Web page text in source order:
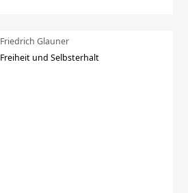
Friedrich Glauner
Freiheit und Selbsterhalt